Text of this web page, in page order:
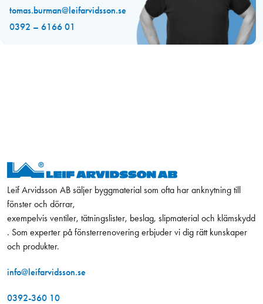
tomas.burman@leifarvidsson.se
0392 – 6166 01
Leif Arvidsson AB säljer byggmaterial som ofta har anknytning till
fönster och dörrar,
exempelvis ventiler, tätningslister, beslag, slipmaterial och klämskydd
. Som experter på fönsterrenovering erbjuder vi dig rätt kunskaper
och produkter.
info@leifarvidsson.se
0392-360 10